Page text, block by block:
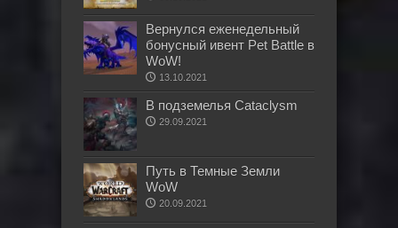
Вернулся еженедельный
бонусный ивент Pet Battle в
WoW!
13.10.2021
В подземелья Cataclysm
29.09.2021
Путь в Темные Земли
WoW
20.09.2021